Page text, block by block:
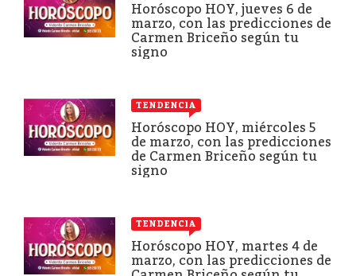
Horóscopo HOY, jueves 6 de
marzo, con las predicciones de
Carmen Briceño según tu
signo
TENDENCIA
Horóscopo HOY, miércoles 5
de marzo, con las predicciones
de Carmen Briceño según tu
signo
TENDENCIA
Horóscopo HOY, martes 4 de
marzo, con las predicciones de